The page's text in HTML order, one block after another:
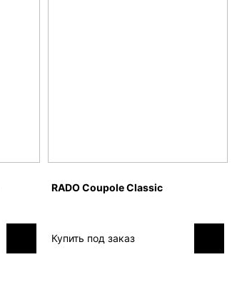
RADO Coupole Classic
Купить под заказ